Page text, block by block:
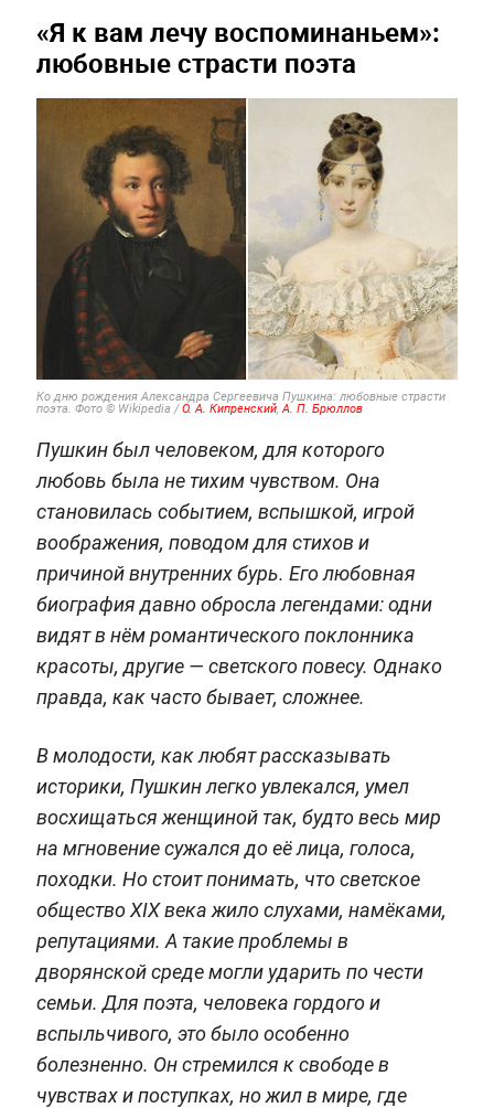
«Я к вам лечу воспоминаньем»:
любовные страсти поэта
Ко дню рождения Александра Сергеевича Пушкина: любовные страсти
поэта. Фото © Wikipedia /О. А. Кипренский,А. П. Брюллов
Пушкин был человеком, для которого
любовь была не тихим чувством. Она
становилась событием, вспышкой, игрой
воображения, поводом для стихов и
причиной внутренних бурь. Его любовная
биография давно обросла легендами: одни
видят в нём романтического поклонника
красоты, другие — светского повесу. Однако
правда, как часто бывает, сложнее.
В молодости, как любят рассказывать
историки, Пушкин легко увлекался, умел
восхищаться женщиной так, будто весь мир
на мгновение сужался до её лица, голоса,
походки. Но стоит понимать, что светское
общество XIX века жило слухами, намёками,
репутациями. А такие проблемы в
дворянской среде могли ударить по чести
семьи. Для поэта, человека гордого и
вспыльчивого, это было особенно
болезненно. Он стремился к свободе в
чувствах и поступках, но жил в мире, где